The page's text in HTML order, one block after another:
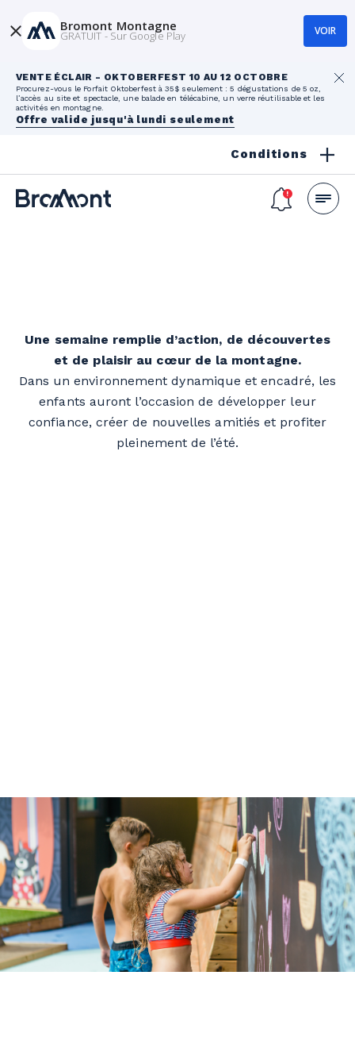
VENTE ÉCLAIR - OKTOBERFEST 10 AU 12 OCTOBRE
Procurez-vous le Forfait Oktoberfest à 35$ seulement : 5 dégustations de 5 oz,
l’accès au site et spectacle, une balade en télécabine, un verre réutilisable et les
activités en montagne.
Offre valide jusqu'à lundi seulement
Conditions
Une semaine remplie d’action, de découvertes
et de plaisir au cœur de la montagne.
Dans un environnement dynamique et encadré, les
enfants auront l’occasion de développer leur
confiance, créer de nouvelles amitiés et profiter
pleinement de l’été.
Bromont Montagne
GRATUIT - Sur Google Play VOIR